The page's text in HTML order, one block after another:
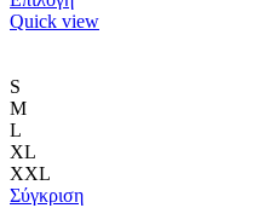
το
να
Quick view
S
M
L
XL
XXL
Σύγκριση